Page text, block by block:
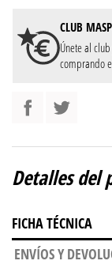
CLUB
Únete al
comprando
Detalles del
FICHA TÉCNICA
ENVÍOS Y